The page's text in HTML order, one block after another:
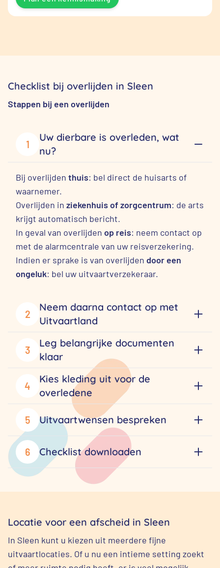
Checklist bij overlijden in Sleen
Stappen bij een overlijden
1
Uw dierbare is overleden, wat
nu?
Bij overlijden thuis: bel direct de huisarts of
waarnemer.
Overlijden in ziekenhuis of zorgcentrum: de arts
krijgt automatisch bericht.
In geval van overlijden op reis: neem contact op
met de alarmcentrale van uw reisverzekering.
Indien er sprake is van overlijden door een
ongeluk: bel uw uitvaartverzekeraar.
2
Neem daarna contact op met
Uitvaartland
3
Leg belangrijke documenten
klaar
4
Kies kleding uit voor de
overledene
5 Uitvaartwensen bespreken
6 Checklist downloaden
Locatie voor een afscheid in Sleen
In Sleen kunt u kiezen uit meerdere fijne
uitvaartlocaties. Of u nu een intieme setting zoekt